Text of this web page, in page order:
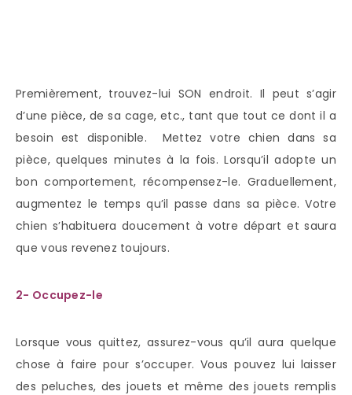
Premièrement, trouvez-lui SON endroit. Il peut s’agir
d’une pièce, de sa cage, etc., tant que tout ce dont il a
besoin est disponible. Mettez votre chien dans sa
pièce, quelques minutes à la fois. Lorsqu’il adopte un
bon comportement, récompensez-le. Graduellement,
augmentez le temps qu’il passe dans sa pièce. Votre
chien s’habituera doucement à votre départ et saura
que vous revenez toujours.
2- Occupez-le
Lorsque vous quittez, assurez-vous qu’il aura quelque
chose à faire pour s’occuper. Vous pouvez lui laisser
des peluches, des jouets et même des jouets remplis